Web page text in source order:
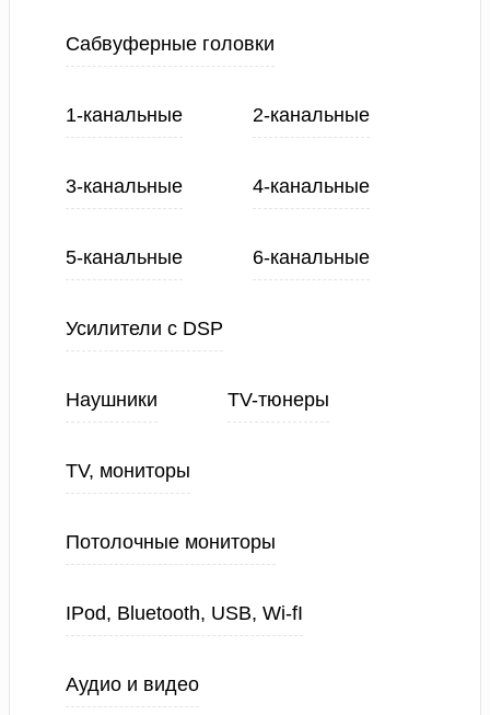
Сабвуферные головки
1-канальные 2-канальные
3-канальные 4-канальные
5-канальные 6-канальные
Усилители с DSP
Наушники TV-тюнеры
TV, мониторы
Потолочные мониторы
IPod, Bluetooth, USB, Wi-fI
Аудио и видео